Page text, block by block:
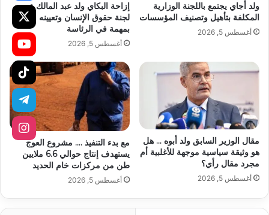
ولد أجاي يجتمع باللجنة الوزارية
المكلفة بتأهيل وتصنيف المؤسسات
أغسطس 5, 2026
إزاحة البكاي ولد عبد المالك عن
لجنة حقوق الإنسان وتعيينه مكلفا
بمهمة في الرئاسة
أغسطس 5, 2026
مقال الوزير السابق ولد أبوه … هل
هو وثيقة سياسية موجهة للأغلبية أم
مجرد مقال رأي؟
أغسطس 5, 2026
مع بدء التنفيذ …. مشروع العوج
يستهدف إنتاج حوالي 6.6 ملايين
طن من مركزات خام الحديد
أغسطس 5, 2026